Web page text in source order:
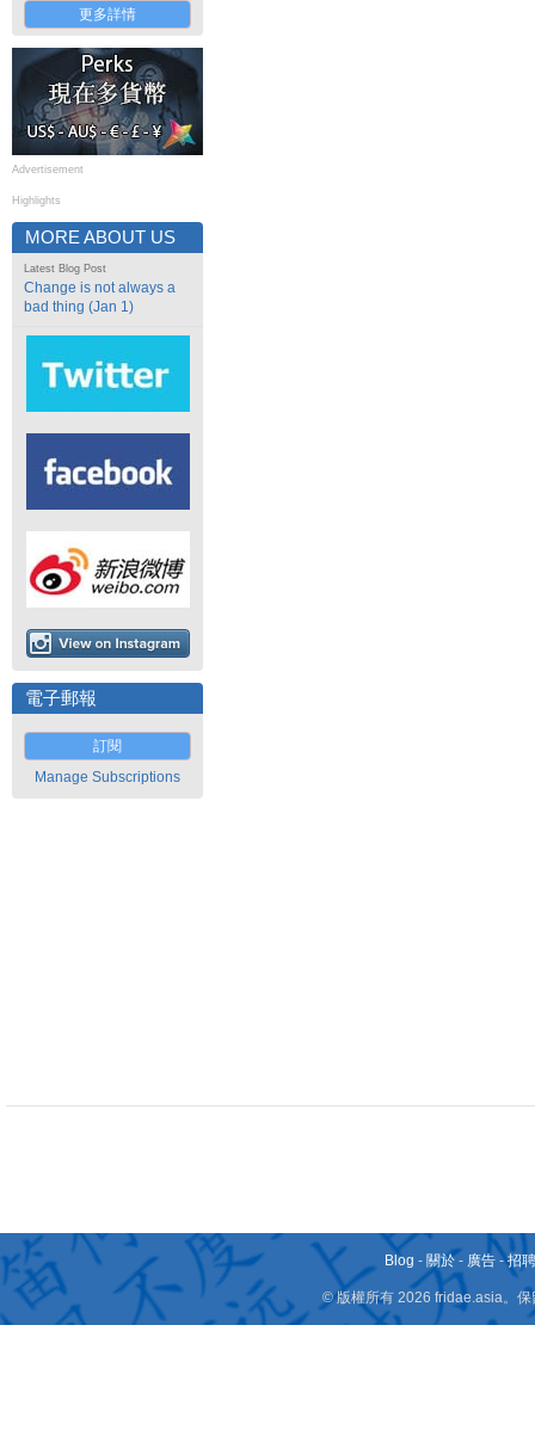
更多詳情
Advertisement
Highlights
MORE ABOUT US
Latest Blog Post
Change is not always a
bad thing (Jan 1)
電子郵報
訂閱
Manage Subscriptions
Blog - 關於 - 廣告 -招
© 版權所有 2026 fridae.asia。